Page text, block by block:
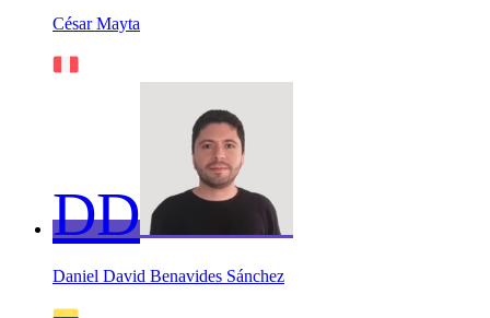
César Mayta
DD
Daniel David Benavides Sánchez